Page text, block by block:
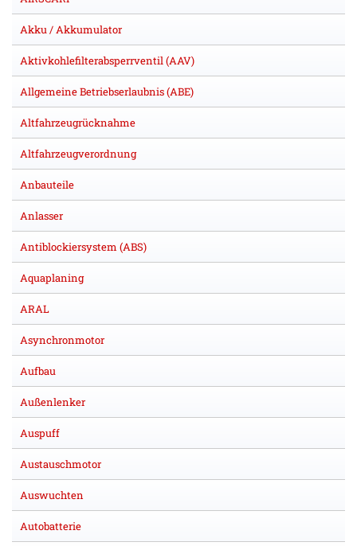
Akku / Akkumulator
Aktivkohlefilterabsperrventil (AAV)
Allgemeine Betriebserlaubnis (ABE)
Altfahrzeugrücknahme
Altfahrzeugverordnung
Anbauteile
Anlasser
Antiblockiersystem (ABS)
Aquaplaning
ARAL
Asynchronmotor
Aufbau
Außenlenker
Auspuff
Austauschmotor
Auswuchten
Autobatterie